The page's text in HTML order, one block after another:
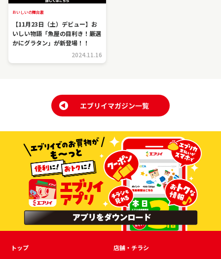
おいしいの舞台裏
【11月23日（土）デビュー】お
いしい物語「魚屋の目利き！厳選
かにグラタン」が新登場！！
2024.11.16
トップ 店舗・チラシ